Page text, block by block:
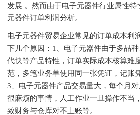
发展 。然而由于电子元器件行业属性特
元器件订单利润分析。
电子元器件贸易企业常见的订单成本利
下几个原因： 1、电子元器件由于多品
代快等产品特性，订单实际成本核算难
范，多笔业务单使用同一张凭证，记账
3、电子元器件产品交易量大，每个月
很麻烦的事情，人工作业一旦操作不当
致财务与仓库对不上账等。